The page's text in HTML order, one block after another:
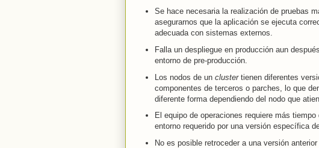
Se hace necesaria la realización de pruebas
asegurarnos que la aplicación se ejecuta
adecuada con sistemas externos.
Falla un despliegue en producción aun
entorno de pre-producción.
Los nodos de un cluster tienen diferentes
componentes de terceros o parches, lo que
diferente forma dependiendo del nodo que
El equipo de operaciones requiere más
entorno requerido por una versión específica
No es posible retroceder a una versión